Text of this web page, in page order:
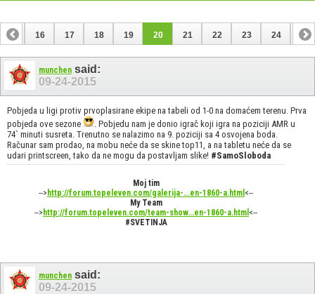
15 16 17 18 19 20 21 22 23 24 25
munchen said:
09-24-2015
Pobjeda u ligi protiv prvoplasirane ekipe na tabeli od 1-0 na domaćem terenu. Prva
pobjeda ove sezone
. Pobjedu nam je donio igrač koji igra na poziciji AMR u
74` minuti susreta. Trenutno se nalazimo na 9. poziciji sa 4 osvojena boda.
Računar sam prodao, na mobu neće da se skine top11, a na tabletu neće da se
udari printscreen, tako da ne mogu da postavljam slike! #SamoSloboda
Moj tim
--> http://forum.topeleven.com/galerija-...en-1860-a.html <--
My Team
--> http://forum.topeleven.com/team-show...en-1860-a.html <--
#SVETINJA
munchen said:
09-24-2015